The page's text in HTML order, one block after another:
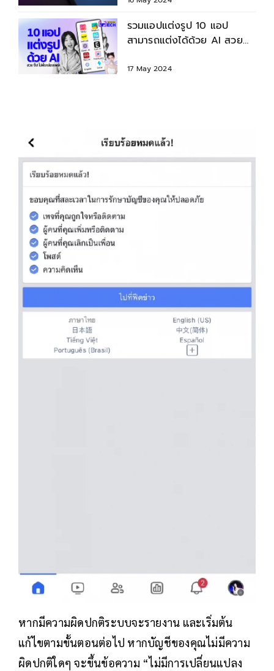
รวมแอปแต่งรูป 10 แอป
สามารถแต่งได้ด้วย AI สวย
17 May 2024
หากมีความผิดปกติระบบจะรายงาน และเริ่มต้น
แก้ไขตามขั้นตอนต่อไป หากบัญชีของคุณไม่มีความ
ผิดปกติใดๆ จะขึ้นข้อความ “ไม่มีการเปลี่ยนแปลง